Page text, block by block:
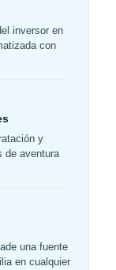
inversor en
con
y
de aventura
una fuente
en cualquier